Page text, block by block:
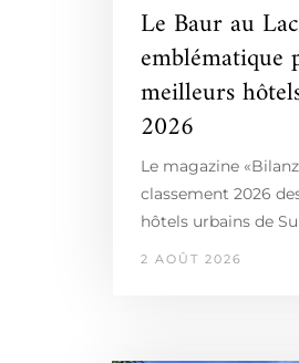
Le Baur au
emblématique
meilleurs
2026
Le magazine
classement 2026
hôtels urbains de
2 AOÛT 2026